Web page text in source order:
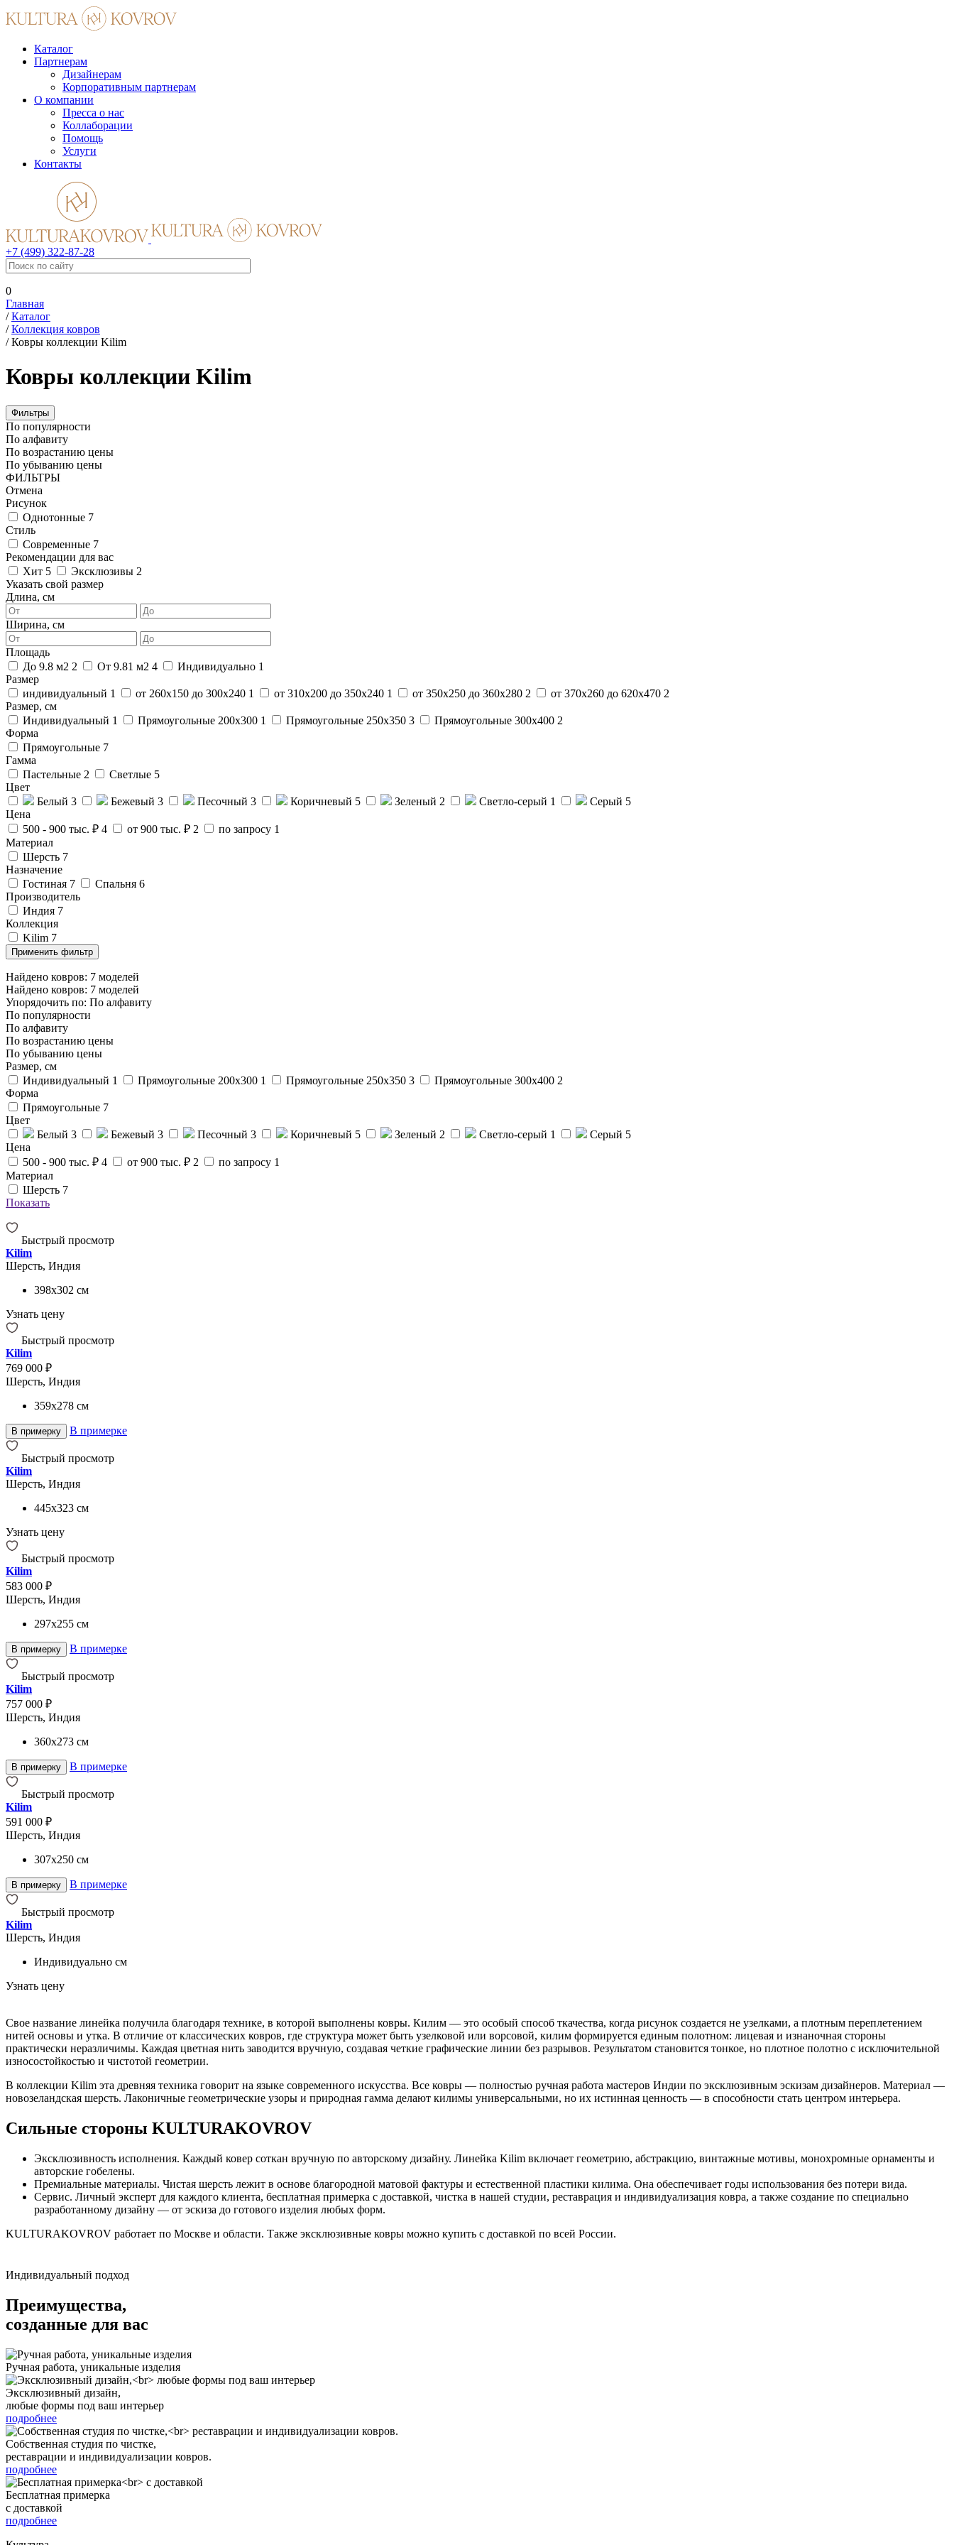
Каталог
Партнерам
Дизайнерам
Корпоративным партнерам
О компании
Пресса о нас
Коллаборации
Помощь
Услуги
Контакты
+7 (499) 322-87-28
0
Главная
/Каталог
/Коллекция ковров
/Ковры коллекции Kilim
Ковры коллекции Kilim
Фильтры
По популярности
По алфавиту
По возрастанию цены
По убыванию цены
ФИЛЬТРЫ
Отмена
Рисунок
Однотонные 7
Стиль
Современные 7
Рекомендации для вас
Хит 5 Эксклюзивы 2
Указать свой размер
Длина, см
Ширина, см
Площадь
До 9.8 м2 2 От 9.81 м2 4 Индивидуально 1
Размер
индивидуальный 1 от 260х150 до 300х240 1 от 310х200 до 350х240 1 от 350х250 до 360х280 2 от 370х260 до 620х470 2
Размер, см
Индивидуальный 1 Прямоугольные 200x300 1 Прямоугольные 250x350 3 Прямоугольные 300x400 2
Форма
Прямоугольные 7
Гамма
Пастельные 2 Светлые 5
Цвет
Белый 3 Бежевый 3 Песочный 3 Коричневый 5 Зеленый 2 Светло-серый 1 Серый 5
Цена
500 - 900 тыс. ₽ 4 от 900 тыс. ₽ 2 по запросу 1
Материал
Шерсть 7
Назначение
Гостиная 7 Спальня 6
Производитель
Индия 7
Коллекция
Kilim 7
Найдено ковров: 7 моделей
Найдено ковров: 7 моделей
Упорядочить по: По алфавиту
По популярности
По алфавиту
По возрастанию цены
По убыванию цены
Размер, см
Индивидуальный 1 Прямоугольные 200x300 1 Прямоугольные 250x350 3 Прямоугольные 300x400 2
Форма
Прямоугольные 7
Цвет
Белый 3 Бежевый 3 Песочный 3 Коричневый 5 Зеленый 2 Светло-серый 1 Серый 5
Цена
500 - 900 тыс. ₽ 4 от 900 тыс. ₽ 2 по запросу 1
Материал
Шерсть 7
Показать
Быстрый просмотр
Kilim
Шерсть, Индия
398x302 см
Узнать цену
Быстрый просмотр
Kilim
769 000 ₽
Шерсть, Индия
359x278 см
В примерку В примерке
Быстрый просмотр
Kilim
Шерсть, Индия
445x323 см
Узнать цену
Быстрый просмотр
Kilim
583 000 ₽
Шерсть, Индия
297x255 см
В примерку В примерке
Быстрый просмотр
Kilim
757 000 ₽
Шерсть, Индия
360x273 см
В примерку В примерке
Быстрый просмотр
Kilim
591 000 ₽
Шерсть, Индия
307x250 см
В примерку В примерке
Быстрый просмотр
Kilim
Шерсть, Индия
Индивидуально см
Узнать цену
Свое название линейка получила благодаря технике, в которой выполнены ковры. Килим — это особый способ ткачества, когда рисунок создается не узелками, а плотным переплетением
нитей основы и утка. В отличие от классических ковров, где структура может быть узелковой или ворсовой, килим формируется единым полотном: лицевая и изнаночная стороны
практически неразличимы. Каждая цветная нить заводится вручную, создавая четкие графические линии без разрывов. Результатом становится тонкое, но плотное полотно с исключительной
износостойкостью и чистотой геометрии.
В коллекции Kilim эта древняя техника говорит на языке современного искусства. Все ковры — полностью ручная работа мастеров Индии по эксклюзивным эскизам дизайнеров. Материал —
новозеландская шерсть. Лаконичные геометрические узоры и природная гамма делают килимы универсальными, но их истинная ценность — в способности стать центром интерьера.
Сильные стороны KULTURAKOVROV
Эксклюзивность исполнения. Каждый ковер соткан вручную по авторскому дизайну. Линейка Kilim включает геометрию, абстракцию, винтажные мотивы, монохромные орнаменты и
авторские гобелены.
Премиальные материалы. Чистая шерсть лежит в основе благородной матовой фактуры и естественной пластики килима. Она обеспечивает годы использования без потери вида.
Сервис. Личный эксперт для каждого клиента, бесплатная примерка с доставкой, чистка в нашей студии, реставрация и индивидуализация ковра, а также создание по специально
разработанному дизайну — от эскиза до готового изделия любых форм.
KULTURAKOVROV работает по Москве и области. Также эксклюзивные ковры можно купить с доставкой по всей России.
Индивидуальный подход
Преимущества,
созданные для вас
Ручная работа, уникальные изделия
Эксклюзивный дизайн,
любые формы под ваш интерьер
подробнее
Собственная студия по чистке,
реставрации и индивидуализации ковров.
подробнее
Бесплатная примерка
с доставкой
подробнее